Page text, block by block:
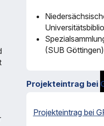
(SUB Göttingen)
Projekteintrag bei
Projekteintrag bei